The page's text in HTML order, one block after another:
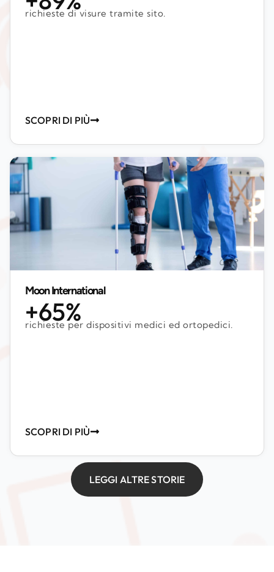
richieste di visure tramite sito.
SCOPRI DI PIÙ
Moon International
+65%
richieste per dispositivi medici ed ortopedici.
SCOPRI DI PIÙ
LEGGI ALTRE STORIE